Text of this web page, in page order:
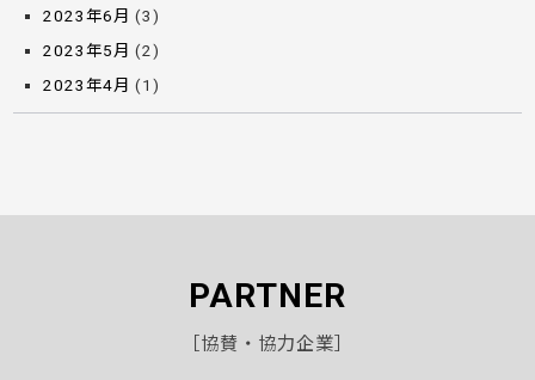
2023年6月 (3)
2023年5月 (2)
2023年4月 (1)
PARTNER
［協賛・協力企業］